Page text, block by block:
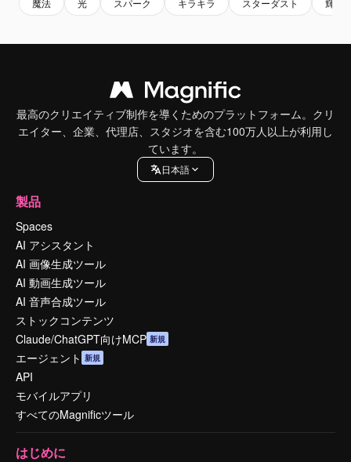
魔法 光 スパーク キラキラ スターダスト 輝き
最高のクリエイティブ制作を導くためのプラットフォーム。クリ
エイター、企業、代理店、スタジオを含む100万人以上が利用し
ています。
日本語
製品
Spaces
AI アシスタント
AI 画像生成ツール
AI 動画生成ツール
AI 音声合成ツール
ストックコンテンツ
Claude/ChatGPT向けMCP 新規
エージェント 新規
API
モバイルアプリ
すべてのMagnificツール
はじめに